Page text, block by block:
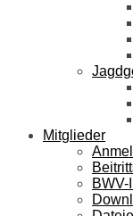
Mitglieder